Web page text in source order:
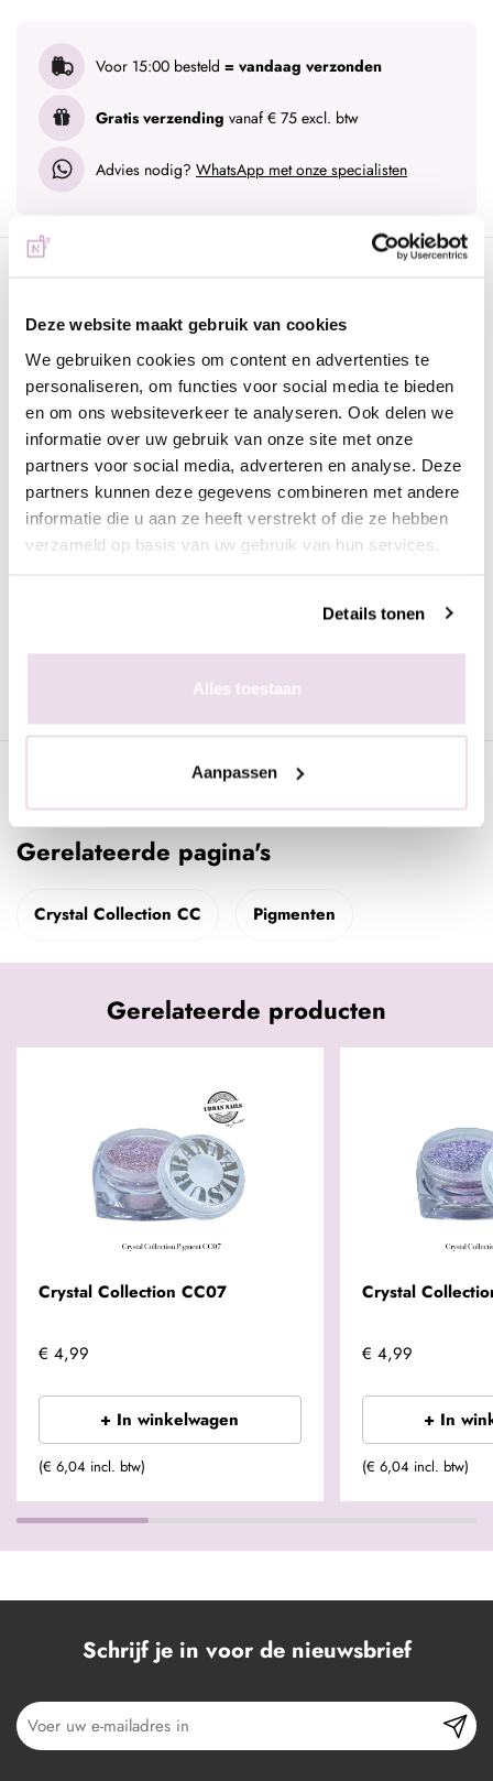
Deze website maakt gebruik van cookies
We gebruiken cookies om content en advertenties te
personaliseren, om functies voor social media te bieden
en om ons websiteverkeer te analyseren. Ook delen we
informatie over uw gebruik van onze site met onze
partners voor social media, adverteren en analyse. Deze
partners kunnen deze gegevens combineren met andere
informatie die u aan ze heeft verstrekt of die ze hebben
verzameld op basis van uw gebruik van hun services.
Details tonen
Alles toestaan
Aanpassen
Voor 15:00 besteld = vandaag verzonden
Gratis verzending vanaf € 75 excl. btw
Advies nodig? WhatsApp met onze specialisten
Crystal Collection CC38
Deze prachtige crystal pigmenten hebben een mega shine.
Prachtig om in de plaklaag van de gelpolish te poetsen of in de
gel/acryl te verwerken. Op de afbeelding is het pigment te
zien op zwart maar het pigment is licht van kleur en kan op
diverse tinten ondergrond verwerkt worden.
Werkwijze
- Bereid de natuurlijke nagel of kunstnagel voor zoals
- Breng de gewenste kleur ondergrond (met plaklaag) aan en
- Breng het pigment aan met de fluf
- Fixeer 10 seconden in de lamp
Gerelateerde pagina's
Crystal Collection CC Pigmenten
Gerelateerde producten
Crystal Collection CC07
€ 4,99
+ In winkelwagen
(€ 6,04 incl. btw)
Crystal
€ 4,99
+ In
(€ 6,04 incl. btw)
Schrijf je in voor de nieuwsbrief